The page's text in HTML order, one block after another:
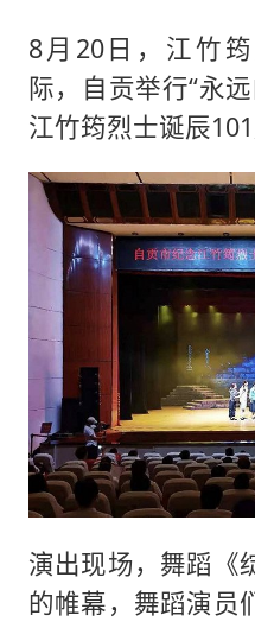
8月20日，江竹
际，自贡举行“永
江竹筠烈士诞辰
演出现场，舞蹈《
的帷幕，舞蹈演员